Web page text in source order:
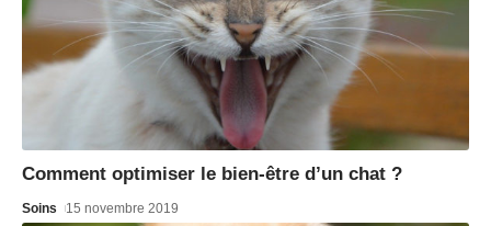
Comment optimiser le bien-être d’un chat ?
Soins 15 novembre 2019